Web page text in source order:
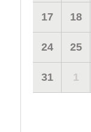
17 18
24 25
31 1